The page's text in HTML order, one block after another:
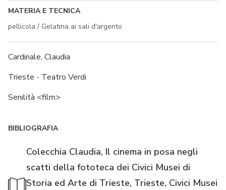
MATERIA E TECNICA
pellicola / Gelatina ai sali d'argento
Cardinale, Claudia
Trieste - Teatro Verdi
Senilità <film>
BIBLIOGRAFIA
Colecchia Claudia, Il cinema in posa negli
scatti della fototeca dei Civici Musei di
Storia ed Arte di Trieste, Trieste, Civici Musei